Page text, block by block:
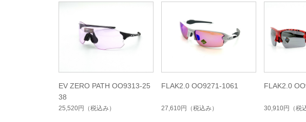
EV ZERO PATH OO9313-25
38
25,520円 （税込み）
FLAK2.0 OO9271-1061
27,610円 （税込み）
FLAK2.0
30,910円 （税